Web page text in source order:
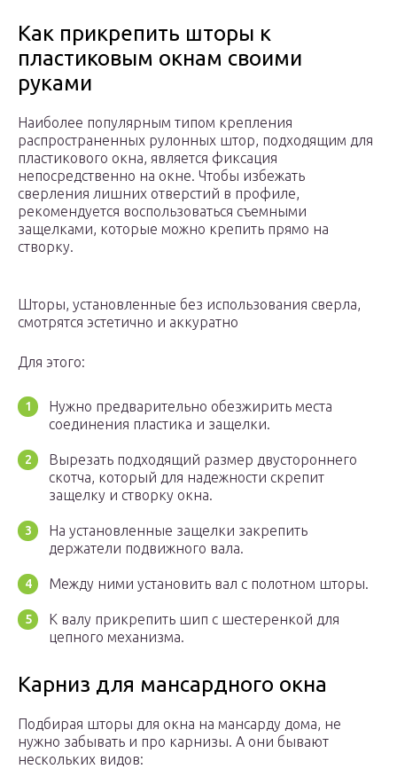
Как прикрепить шторы к
пластиковым окнам своими
руками
Наиболее популярным типом крепления
распространенных рулонных штор, подходящим для
пластикового окна, является фиксация
непосредственно на окне. Чтобы избежать
сверления лишних отверстий в профиле,
рекомендуется воспользоваться съемными
защелками, которые можно крепить прямо на
створку.
Шторы, установленные без использования сверла,
смотрятся эстетично и аккуратно
Для этого:
Нужно предварительно обезжирить места
соединения пластика и защелки.
Вырезать подходящий размер двустороннего
скотча, который для надежности скрепит
защелку и створку окна.
На установленные защелки закрепить
держатели подвижного вала.
Между ними установить вал с полотном шторы.
К валу прикрепить шип с шестеренкой для
цепного механизма.
Карниз для мансардного окна
Подбирая шторы для окна на мансарду дома, не
нужно забывать и про карнизы. А они бывают
нескольких видов: